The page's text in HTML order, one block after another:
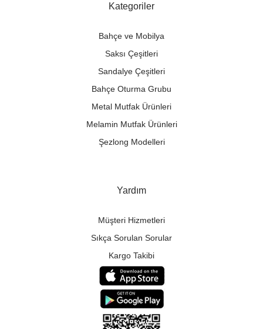
Kategoriler
Bahçe ve Mobilya
Saksı Çeşitleri
Sandalye Çeşitleri
Bahçe Oturma Grubu
Metal Mutfak Ürünleri
Melamin Mutfak Ürünleri
Şezlong Modelleri
Yardım
Müşteri Hizmetleri
Sıkça Sorulan Sorular
Kargo Takibi